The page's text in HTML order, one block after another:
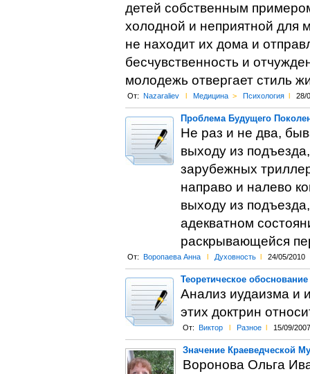
детей собственным
холодной и неприятной для
не находит их дома и
бесчувственность и
молодежь отвергает стиль
От: Nazaraliev l Медицина > Психология l 28/
Проблема Будущего
Не раз и не два,
выходу из
зарубежных
направо и налево
выходу из
адекватном
раскрывающейся
От: Воропаева Анна l Духовность l 24/05/2010
Теоретическое
Анализ иудаизма и
этих доктрин
От: Виктор l Разное l 15/09/2007
Значение Краеведческой
Воронова Ольга